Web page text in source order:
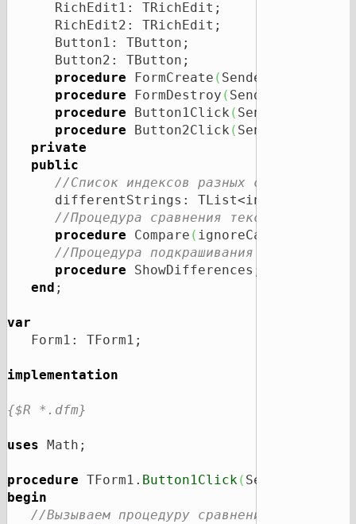
      RichEdit1: TRichEdit;
      RichEdit2: TRichEdit;
      Button1: TButton;
      Button2: TButton;
procedure FormCreate ( Sender:
procedure FormDestroy ( Sender:
procedure Button1Click ( Sender:
procedure Button2Click ( Sender:
private
public
//Список индексов разных строк.
      differentStrings: TList<integer>;
//Процедура сравнения текста.
procedure Compare ( ignoreCase:
//Процедура подкрашивания
procedure ShowDifferences;
end ;
var
   Form1: TForm1;
implementation
{$R *.dfm}
uses Math;
procedure TForm1. Button1Click( Sender:
begin
//Вызываем процедуру сравнения текста.